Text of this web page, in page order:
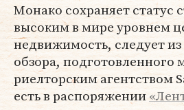
Монако сохраняет статус
высоким в мире уровнем
недвижимость, следует
обзора,
риелторским агентством
есть в распоряжении